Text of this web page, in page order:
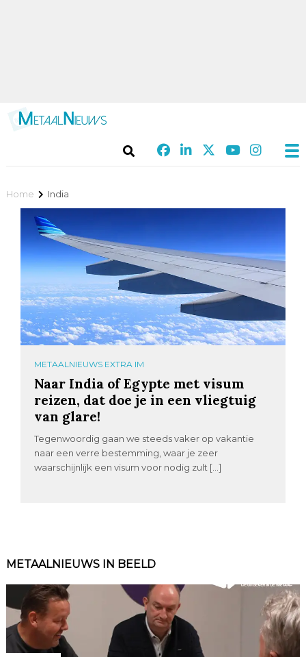
Home India
METAALNIEUWS EXTRA IM
Naar India of Egypte met visum
reizen, dat doe je in een vliegtuig
van glare!
Tegenwoordig gaan we steeds vaker op vakantie
naar een verre bestemming, waar je zeer
waarschijnlijk een visum voor nodig zult […]
METAALNIEUWS IN BEELD